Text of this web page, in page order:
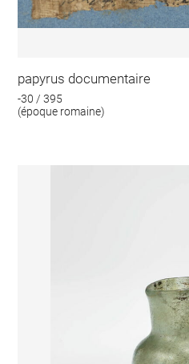
papyrus documentaire
-30 / 395
(époque romaine)